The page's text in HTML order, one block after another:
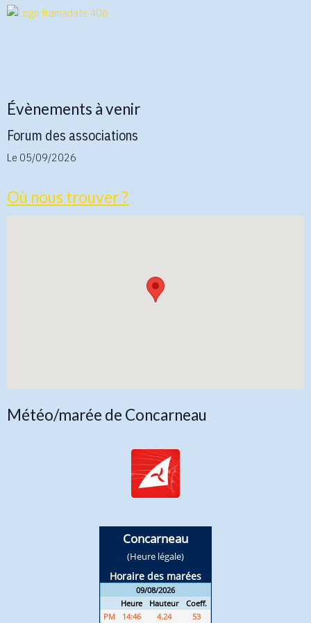
Évènements à venir
Forum des associations
Le 05/09/2026
Où nous trouver ?
Météo/marée de Concarneau